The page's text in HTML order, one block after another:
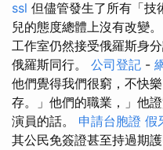
ssl 但儘管發生了所有「技
兒的態度總體上沒有改變。
工作室仍然接受俄羅斯身
俄羅斯同行。 公司登記 -
他們覺得我們很窮，不快
存。」他們的職業，」他
演員的話。 申請台胞證 假
其公民免簽證甚至持過期